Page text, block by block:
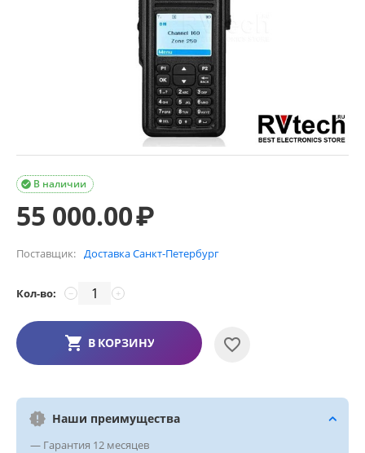
В наличии

55 000.00₽
Поставщик: Доставка Санкт-Петербург
Кол-во: +
−
В КОРЗИНУ
Наши преимущества
— Гарантия 12 месяцев